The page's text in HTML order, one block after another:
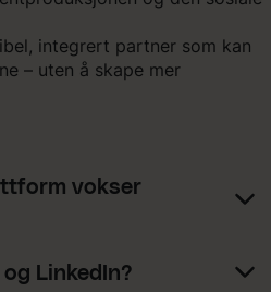
integrert partner som kan
– uten å skape mer
vokser
LinkedIn?